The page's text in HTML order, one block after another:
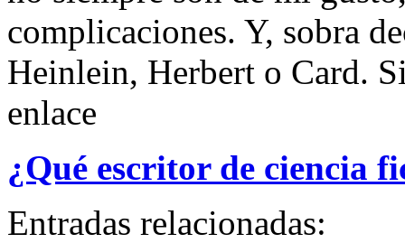
complicaciones. Y, sobra
Heinlein, Herbert o Card.
enlace
¿Qué escritor de ciencia
Entradas relacionadas: